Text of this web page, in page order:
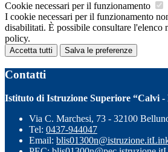
Cookie necessari per il funzionamento
I cookie necessari per il funzionamento
disabilitati. È possibile consultare l'elenco
policy.
Accetta tutti Salva le preferenze
Contatti
Istituto di Istruzione Superiore “Calvi -
Via C. Marchesi, 73 - 32100
Tel: 0437-944047
Email: blis01300n@istruzione.it